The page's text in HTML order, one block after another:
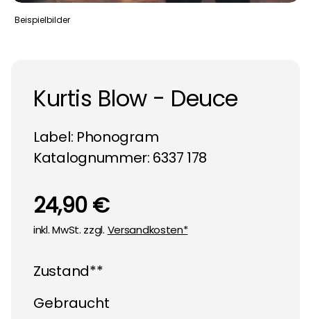
Beispielbilder
Kurtis Blow - Deuce
Label: Phonogram
Katalognummer: 6337 178
24,90 €
inkl. MwSt. zzgl. Versandkosten*
Zustand**
Gebraucht